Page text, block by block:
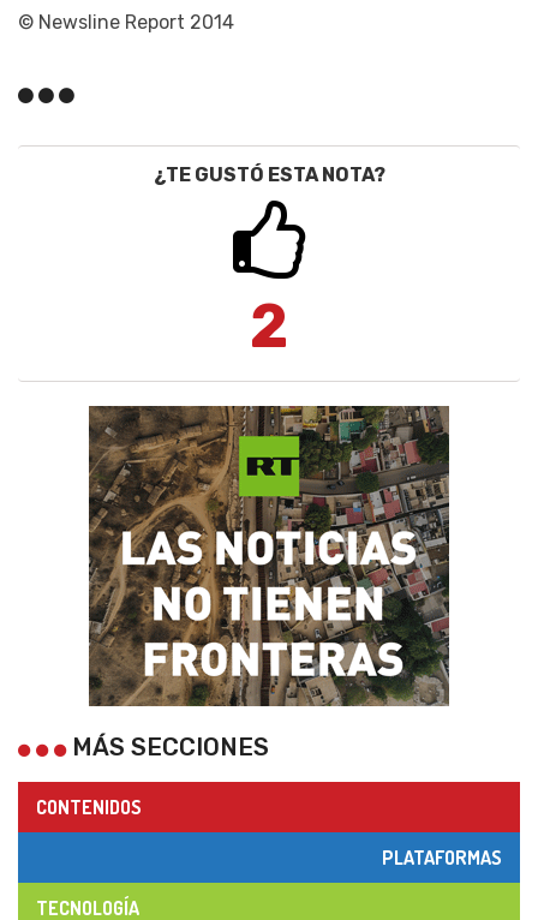
© Newsline Report 2014
¿TE GUSTÓ ESTA NOTA?
2
MÁS SECCIONES
CONTENIDOS
PLATAFORMAS
TECNOLOGÍA